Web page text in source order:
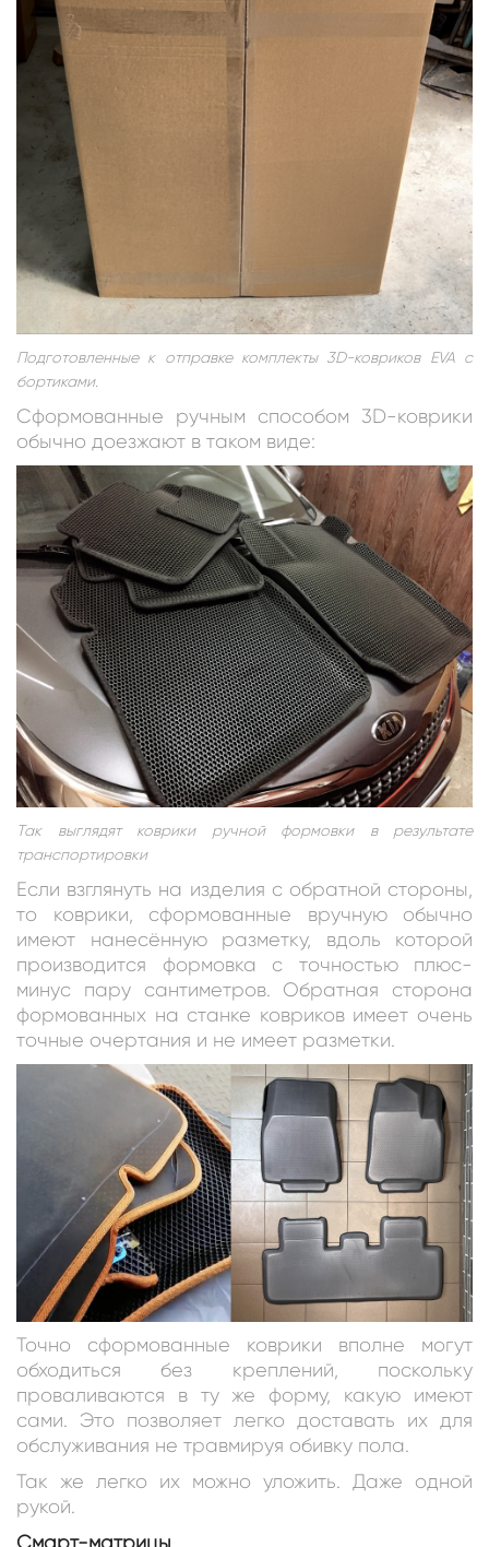
Подготовленные к отправке комплекты 3D-ковриков EVA с
бортиками.
Сформованные ручным способом 3D-коврики
обычно доезжают в таком виде:
Так выглядят коврики ручной формовки в результате
транспортировки
Если взглянуть на изделия с обратной стороны,
то коврики, сформованные вручную обычно
имеют нанесённую разметку, вдоль которой
производится формовка с точностью плюс-
минус пару сантиметров. Обратная сторона
формованных на станке ковриков имеет очень
точные очертания и не имеет разметки.
Точно сформованные коврики вполне могут
обходиться без креплений, поскольку
проваливаются в ту же форму, какую имеют
сами. Это позволяет легко доставать их для
обслуживания не травмируя обивку пола.
Так же легко их можно уложить. Даже одной
рукой.
Смарт-матрицы